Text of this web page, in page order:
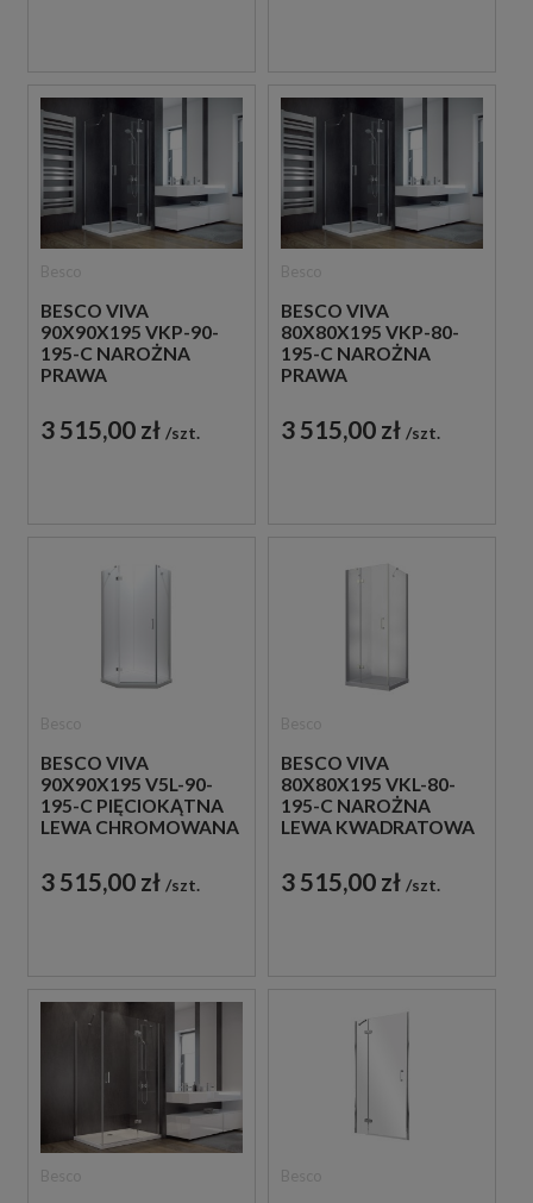
BESCO VIVA
90X90X195 VKP-90-
195-C NAROŻNA
PRAWA
KABINA
PRYSZNICOWA
3 515,00 zł szt.
BESCO VIVA
80X80X195 VKP-80-
195-C NAROŻNA
PRAWA
KABINA
PRYSZNICOWA
3 515,00 zł szt.
BESCO VIVA
90X90X195 V5L-90-
195-C PIĘCIOKĄTNA
LEWA CHROMOWANA
PRYSZNICOWA
3 515,00 zł szt.
BESCO VIVA
80X80X195 VKL-80-
195-C NAROŻNA
LEWA KWADRATOWA
PRYSZNICOWA
3 515,00 zł szt.